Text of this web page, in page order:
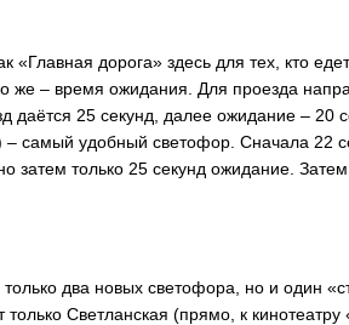
дорога» здесь для тех, кто
же – время ожидания. Для проезда
даётся 25 секунд, далее ожидание – 20
– самый удобный светофор. Сначала 22
затем только 25 секунд ожидание.
только два новых светофора, но и один
Светланская (прямо, к кинотеатру
На заправках
топливо – рост от 26